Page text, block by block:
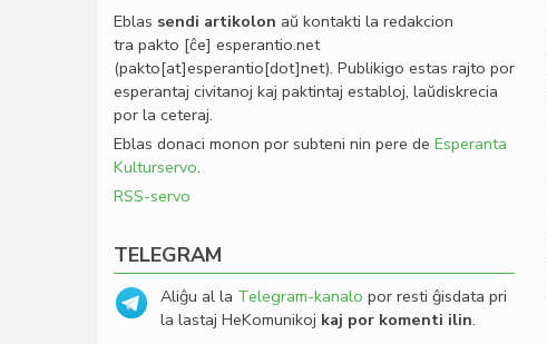
Eblas sendi artikolon aŭ kontakti la redakcion
tra pakto [ĉe] esperantio.net
(pakto[at]esperantio[dot]net). Publikigo estas rajto por
esperantaj civitanoj kaj paktintaj establoj, laŭdiskrecia
por la ceteraj.
Eblas donaci monon por subteni nin pere de Esperanta
Kulturservo.
RSS-servo
TELEGRAM
Aliĝu al la Telegram-kanalo por resti ĝisdata pri
la lastaj HeKomunikoj kaj por komenti ilin.